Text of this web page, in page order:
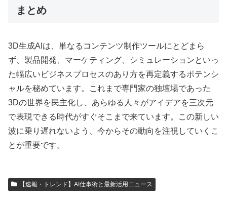
まとめ
3D生成AIは、単なるコンテンツ制作ツールにとどまら
ず、製品開発、マーケティング、シミュレーションといっ
た幅広いビジネスプロセスのあり方を再定義するポテンシ
ャルを秘めています。これまで専門家の独壇場であった
3Dの世界を民主化し、あらゆる人々がアイデアを三次元
で表現できる時代がすぐそこまで来ています。この新しい
波に乗り遅れないよう、今からその動向を注視していくこ
とが重要です。
【速報・トレンド】AI仕事術と最新活用ニュース